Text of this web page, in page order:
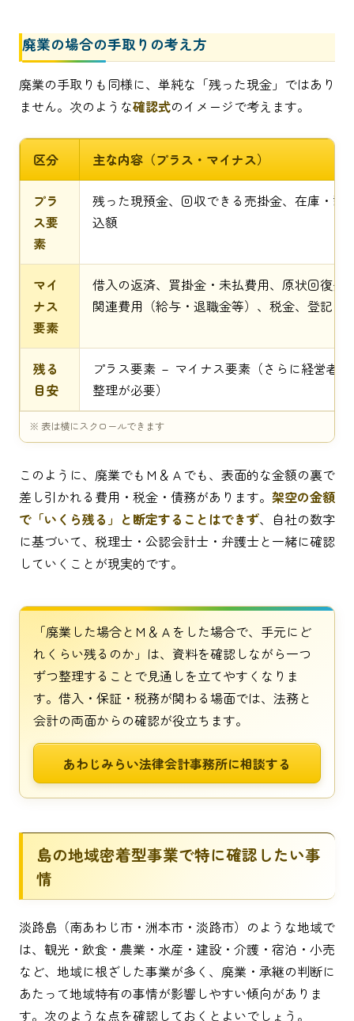
廃業の場合の手取りの考え方
廃業の手取りも同様に、単純な「残った現金」ではあり
ません。次のような確認式のイメージで考えます。
区分 主な内容（プラス・マイナス）
プラ
ス要
素
残った現預金、回収できる売掛金、在庫・設
込額
マイ
ナス
要素
借入の返済、買掛金・未払費用、原状回復費
関連費用（給与・退職金等）、税金、登記・
残る
目安
プラス要素 － マイナス要素（さらに経営者
整理が必要）
このように、廃業でもＭ＆Ａでも、表面的な金額の裏で
差し引かれる費用・税金・債務があります。 架空の金額
で「いくら残る」と断定することはできず、自社の数字
に基づいて、税理士・公認会計士・弁護士と一緒に確認
していくことが現実的です。
「廃業した場合とＭ＆Ａをした場合で、手元にど
れくらい残るのか」は、資料を確認しながら一つ
ずつ整理することで見通しを立てやすくなりま
す。借入・保証・税務が関わる場面では、法務と
会計の両面からの確認が役立ちます。
あわじみらい法律会計事務所に相談する
島の地域密着型事業で特に確認したい事
情
淡路島（南あわじ市・洲本市・淡路市）のような地域で
は、観光・飲食・農業・水産・建設・介護・宿泊・小売
など、地域に根ざした事業が多く、廃業・承継の判断に
あたって地域特有の事情が影響しやすい傾向がありま
す。次のような点を確認しておくとよいでしょう。